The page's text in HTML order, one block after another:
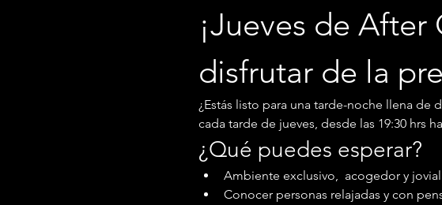
¡Jueves de After
disfrutar de la
¿Estás listo para una tarde-noche llena de
cada tarde de jueves, desde las 19:30 hrs
¿Qué puedes esperar?
Ambiente exclusivo,  acogedor y
Conocer personas relajadas y con